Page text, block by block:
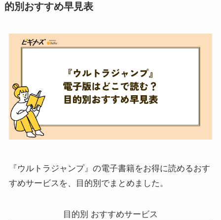
的別おすすめ早見表
『ウルトラジャンプ』の電子書籍をお得に読めるおす
すめサービスを、目的別でまとめました。
目的別 おすすめサービス